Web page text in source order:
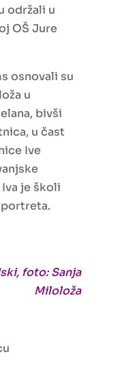
održali u
OŠ Jure
osnovali su
u
bivši
u čast
Ive
je školi
portreta.
foto: Sanja
Miloloža